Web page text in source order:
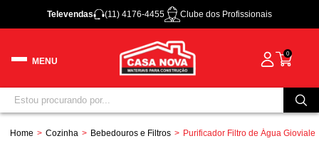
Televendas (11) 4176-4455 Clube dos Profissionais
0
Home Cozinha Bebedouros e Filtros Purificador Filtro de Água Gioviale